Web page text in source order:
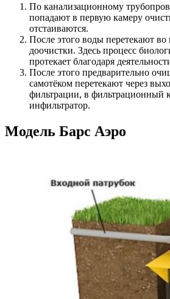
По канализационному
попадают в первую камеру
отстаиваются.
После этого воды перетекают во
доочистки. Здесь процесс
протекает благодаря
После этого предварительно
самотёком перетекают через
фильтрации, в фильтрационный
инфильтратор.
Модель Барс Аэро